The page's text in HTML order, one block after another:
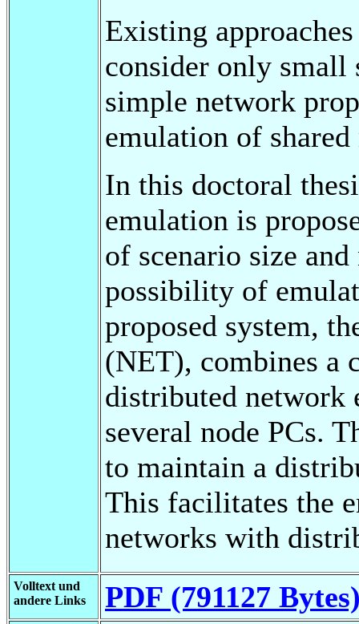
Existing
consider only small
simple network
emulation of
In this doctoral
emulation is
of scenario size
possibility of
proposed system,
(NET), combines a
distributed network
several node PCs.
to maintain a
This facilitates the
networks with
Volltext und
andere Links
PDF (791127